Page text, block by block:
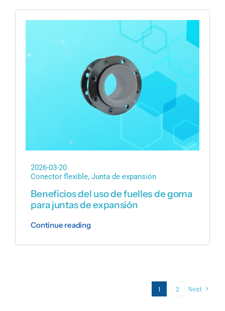
2026-03-20
Conector flexible,Junta de expansión
Beneficios del uso de fuelles de goma
para juntas de expansión
Continue reading
1 2 Next